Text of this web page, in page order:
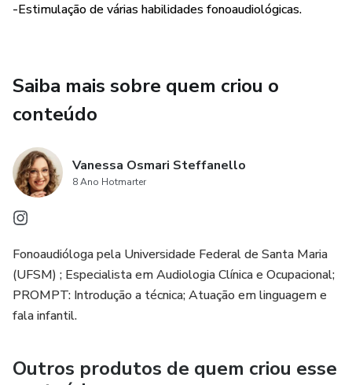
-Estimulação de várias habilidades fonoaudiológicas.
Saiba mais sobre quem criou o
conteúdo
Vanessa Osmari Steffanello
8 Ano Hotmarter
Fonoaudióloga pela Universidade Federal de Santa Maria
(UFSM) ; Especialista em Audiologia Clínica e Ocupacional;
PROMPT: Introdução a técnica; Atuação em linguagem e
fala infantil.
Outros produtos de quem criou esse